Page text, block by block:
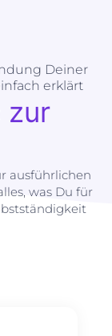
Deiner
erklärt
zur
ausführlichen
was Du für